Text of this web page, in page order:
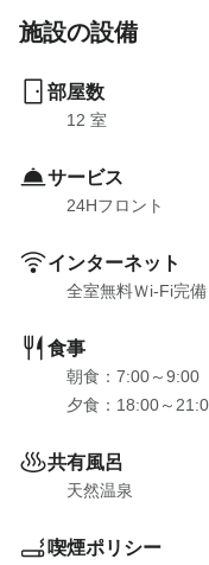
施設の設備
部屋数
12 室
サービス
24Hフロント
インターネット
全室無料Ｗi-Fi完備
食事
朝食：7:00～9:00
夕食：18:00～
共有風呂
天然温泉
喫煙ポリシー